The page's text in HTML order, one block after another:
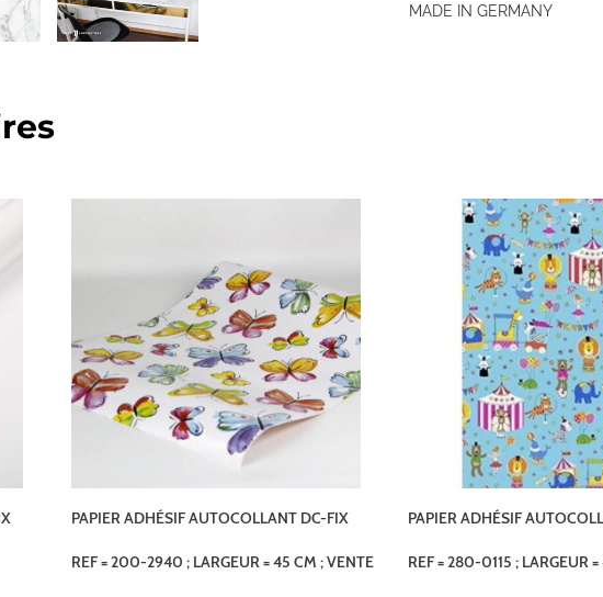
MADE IN GERMANY
PAPIER ADHÉSIF AUTOCOLLANT DC-FIX
REF = 200-2940 ; LARGEUR = 45 CM ; VENTE
PAPIER ADHÉSIF
REF = 280-0115 ; LARGEUR